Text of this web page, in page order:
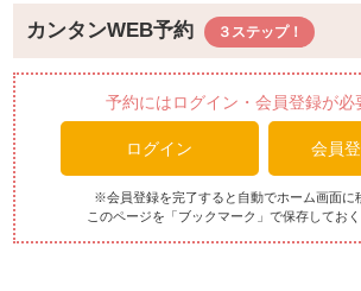
【南国パインクリームチーズパンケーキ】
ふんわりパンケーキに濃厚クリームチー
インソースを合わせた、南国気分のトロ
【やんばるハーブ鶏のあんだんすー(油味
沖縄県北部やんばる産ハーブ鶏に沖縄伝
だんすー”を合わせてグリル。パリパリ食
ールとともに熱々鉄板でお楽しみくださ
□□□□□□□□□□□□□□□□□□□□□
カンタンWEB予約
予約にはログイン・会員登録が必
ログイン 会員
※会員登録を完了すると自動でホーム画面に
このページを「ブックマーク」で保存しておく